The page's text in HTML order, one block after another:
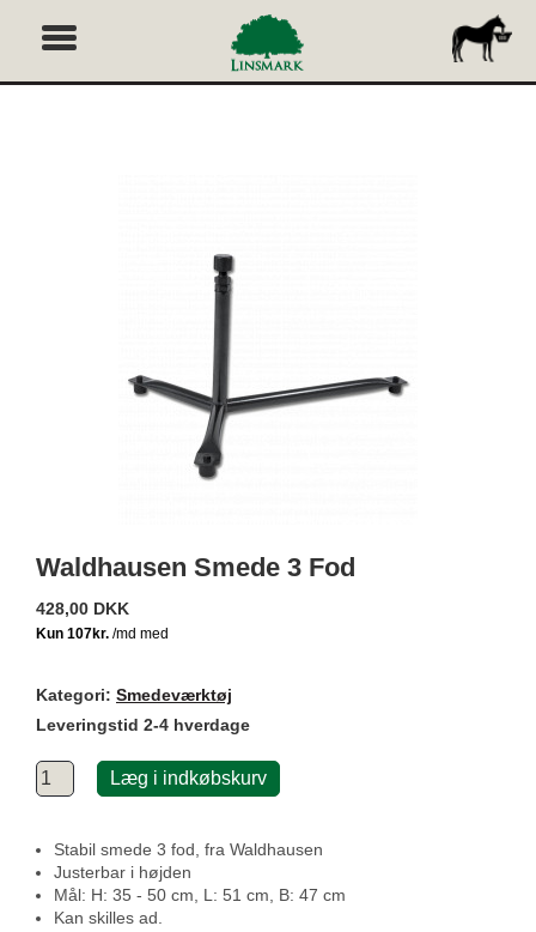
Waldhausen Smede 3 Fod
428,00 DKK
Kategori: Smedeværktøj
Leveringstid 2-4 hverdage
Læg i indkøbskurv
Stabil smede 3 fod, fra Waldhausen
Justerbar i højden
Mål: H: 35 - 50 cm, L: 51 cm, B: 47 cm
Kan skilles ad.